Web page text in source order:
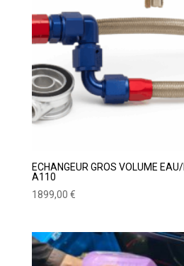
ECHANGEUR GROS VOLUME
A110
1899,00 €